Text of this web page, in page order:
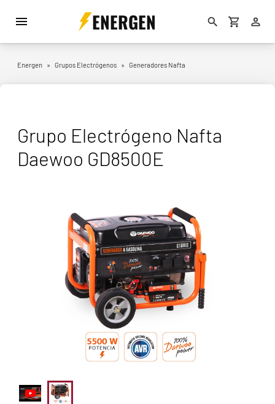
ENERGEN
Energen » Grupos Electrógenos » Generadores Nafta
Grupo Electrógeno Nafta
Daewoo GD8500E